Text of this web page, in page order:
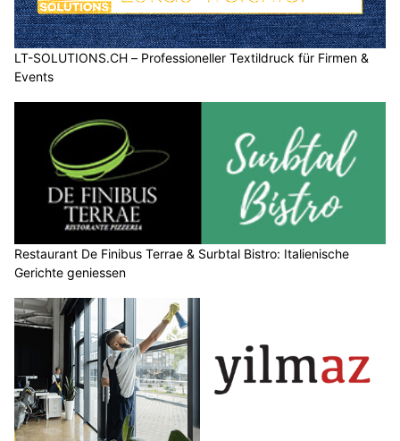
LT-SOLUTIONS.CH – Professioneller Textildruck für Firmen &
Events
Restaurant De Finibus Terrae & Surbtal Bistro: Italienische
Gerichte geniessen